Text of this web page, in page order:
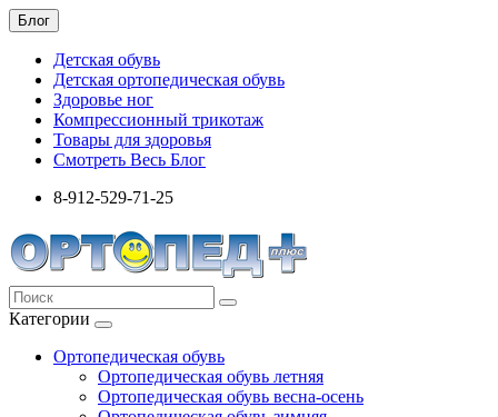
Блог
Детская обувь
Детская ортопедическая обувь
Здоровье ног
Компрессионный трикотаж
Товары для здоровья
Смотреть Весь Блог
8-912-529-71-25
Категории
Ортопедическая обувь
Ортопедическая обувь летняя
Ортопедическая обувь весна-осень